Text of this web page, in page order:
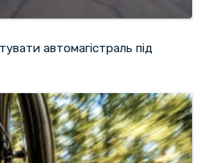
автомагістраль під